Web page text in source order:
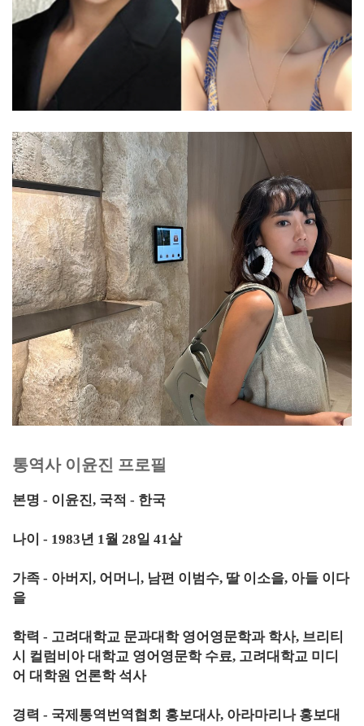
통역사 이윤진 프로필
본명 - 이윤진, 국적 - 한국
나이 - 1983년 1월 28일 41살
가족 - 아버지, 어머니, 남편 이범수, 딸 이소을, 아들 이다
을
학력 - 고려대학교 문과대학 영어영문학과 학사, 브리티
시 컬럼비아 대학교 영어영문학 수료, 고려대학교 미디
어 대학원 언론학 석사
경력 - 국제통역번역협회 홍보대사, 아라마리나 홍보대